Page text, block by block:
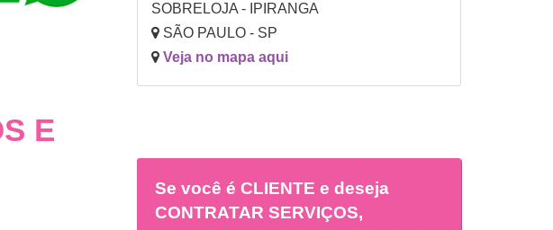
SOBRELOJA - IPIRANGA
SÃO PAULO - SP
Veja no mapa aqui
E
Se você é CLIENTE e deseja
CONTRATAR SERVIÇOS,